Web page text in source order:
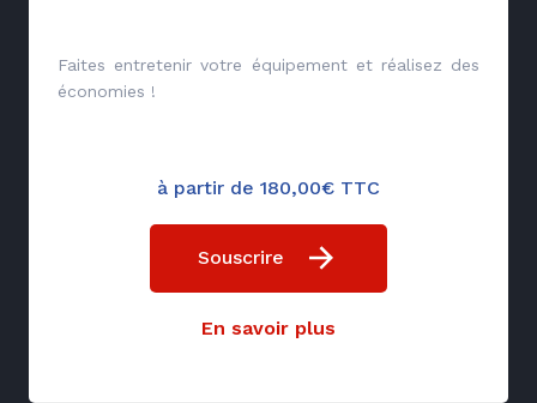
Faites entretenir votre équipement et réalisez des
économies !
à partir de 180,00€ TTC
Souscrire
En savoir plus